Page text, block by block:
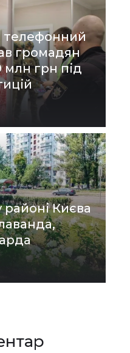
телефонний
громадян
млн грн під
Києва